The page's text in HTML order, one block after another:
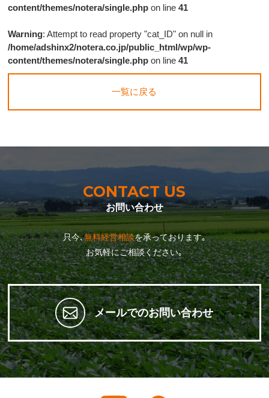
content/themes/notera/single.php on line41
Warning: Attempt to read property "cat_ID" on null in
/home/adshinx2/notera.co.jp/public_html/wp/wp-
content/themes/notera/single.php on line41
一覧に戻る
CONTACT US
お問い合わせ
只今､無料経営相談を承っております｡
お気軽にご相談ください｡
メールでのお問い合わせ